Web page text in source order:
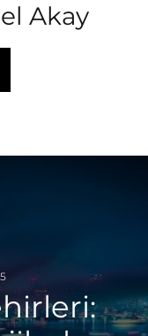
Akay